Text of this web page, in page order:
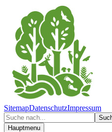
SitemapDatenschutzImpressum
Hauptmenu